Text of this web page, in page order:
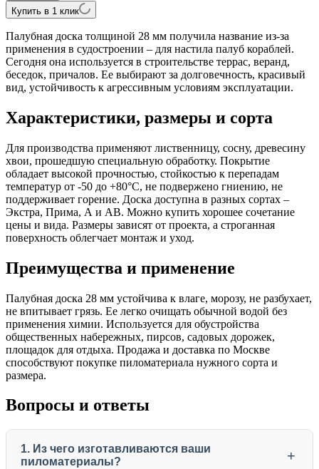
Купить в 1 клик
Палубная доска толщиной 28 мм получила название из-за
применения в судостроении – для настила палуб кораблей.
Сегодня она используется в строительстве террас, веранд,
беседок, причалов. Ее выбирают за долговечность, красивый
вид, устойчивость к агрессивным условиям эксплуатации.
Характеристики, размеры и сорта
Для производства применяют лиственницу, сосну, древесину
хвои, прошедшую специальную обработку. Покрытие
обладает высокой прочностью, стойкостью к перепадам
температур от -50 до +80°С, не подвержено гниению, не
поддерживает горение. Доска доступна в разных сортах –
Экстра, Прима, А и АВ. Можно купить хорошее сочетание
цены и вида. Размеры зависят от проекта, а строганная
поверхность облегчает монтаж и уход.
Преимущества и применение
Палубная доска 28 мм устойчива к влаге, морозу, не разбухает,
не впитывает грязь. Ее легко очищать обычной водой без
применения химии. Используется для обустройства
общественных набережных, пирсов, садовых дорожек,
площадок для отдыха. Продажа и доставка по Москве
способствуют покупке пиломатериала нужного сорта и
размера.
Вопросы и ответы
1. Из чего изготавливаются ваши
пиломатериалы?
+